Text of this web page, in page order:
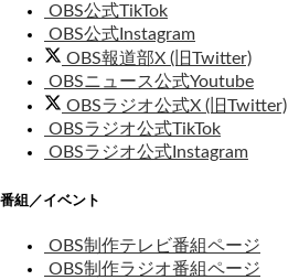
OBS公式TikTok
OBS公式Instagram
OBS報道部X (旧Twitter)
OBSニュース公式Youtube
OBSラジオ公式X (旧Twitter)
OBSラジオ公式TikTok
OBSラジオ公式Instagram
番組／イベント
OBS制作テレビ番組ページ
OBS制作ラジオ番組ページ